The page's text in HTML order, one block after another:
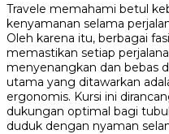
Travele memahami betul
kenyamanan selama
Oleh karena itu, berbagai
memastikan setiap
menyenangkan dan bebas
utama yang ditawarkan
ergonomis. Kursi ini
dukungan optimal bagi
duduk dengan nyaman